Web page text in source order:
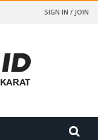
SIGN IN / JOIN